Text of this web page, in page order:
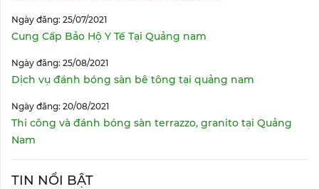
Ngày đăng: 25/07/2021
Cung Cấp Bảo Hộ Y Tế Tại Quảng nam
Ngày đăng: 25/08/2021
Dịch vụ đánh bóng sàn bê tông tại quảng nam
Ngày đăng: 20/08/2021
Thi công và đánh bóng sàn terrazzo, granito tại Quảng
Nam
TIN NỔI BẬT